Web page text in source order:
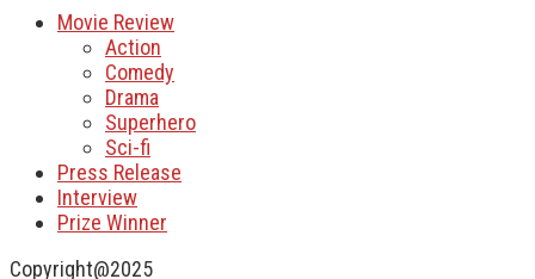
Movie Review
Action
Comedy
Drama
Superhero
Sci-fi
Press Release
Interview
Prize Winner
Copyright@2025